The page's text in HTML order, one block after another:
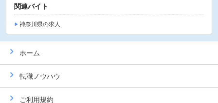
関連バイト
神奈川県の求人
ホーム
転職ノウハウ
ご利用規約